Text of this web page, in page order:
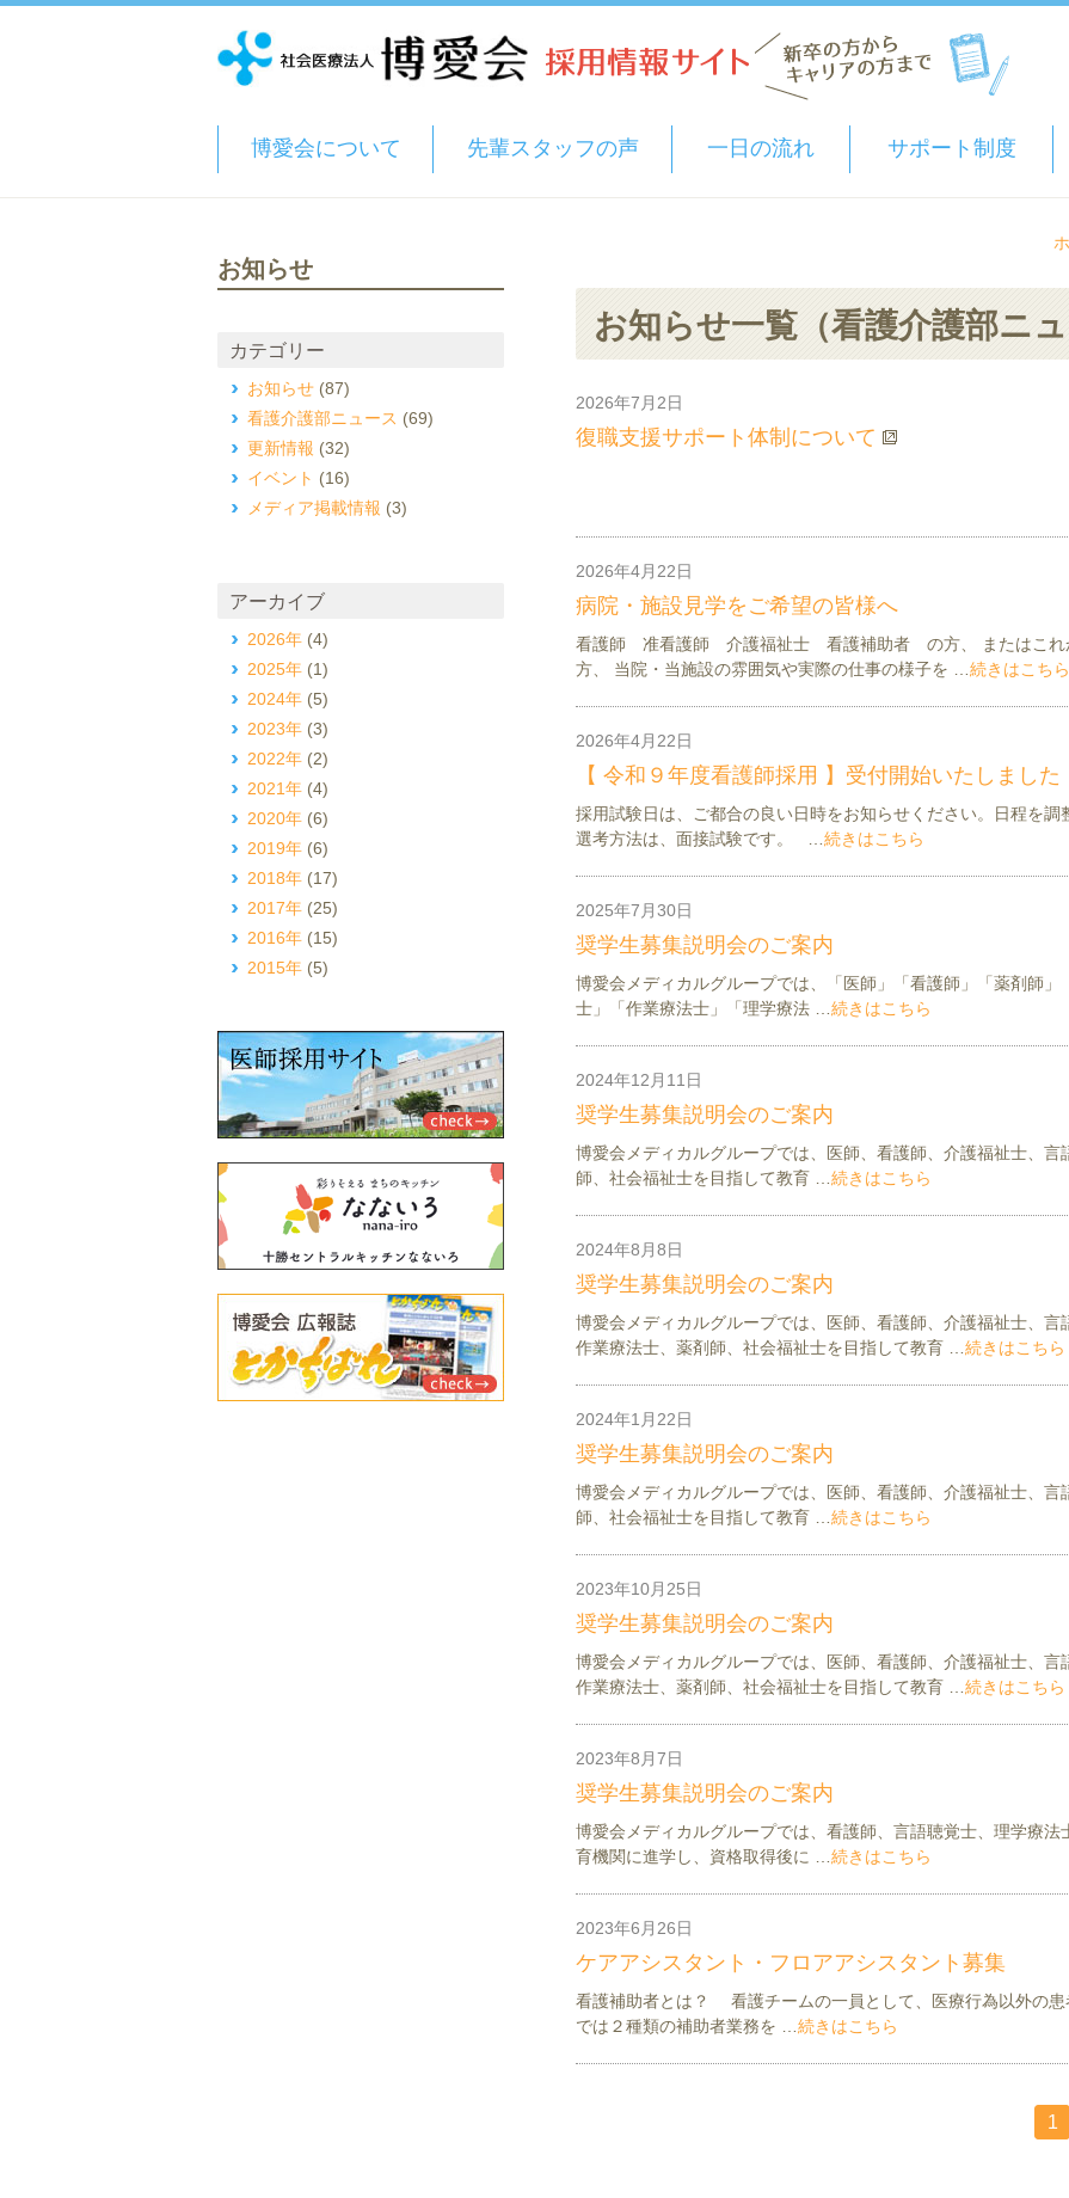
博愛会について 先輩スタッフの声 一日の流れ サポート制度
お知らせ一覧（看護介護部ニュ
2026年7月2日
復職支援サポート体制について
2026年4月22日
病院・施設見学をご希望の皆様へ
看護師 准看護師 介護福祉士 看護補助者 の方、 またはこれ
方、 当院・当施設の雰囲気や実際の仕事の様子を … 続きはこちら
2026年4月22日
【 令和９年度看護師採用 】受付開始いたしました
採用試験日は、ご都合の良い日時をお知らせください。日程を調
選考方法は、面接試験です。 … 続きはこちら
2025年7月30日
奨学生募集説明会のご案内
博愛会メディカルグループでは、「医師」「看護師」「薬剤師
士」「作業療法士」「理学療法 … 続きはこちら
2024年12月11日
奨学生募集説明会のご案内
博愛会メディカルグループでは、医師、看護師、介護福祉士、
師、社会福祉士を目指して教育 … 続きはこちら
2024年8月8日
奨学生募集説明会のご案内
博愛会メディカルグループでは、医師、看護師、介護福祉士、言
作業療法士、薬剤師、社会福祉士を目指して教育 … 続きはこちら
2024年1月22日
奨学生募集説明会のご案内
博愛会メディカルグループでは、医師、看護師、介護福祉士、
師、社会福祉士を目指して教育 … 続きはこちら
2023年10月25日
奨学生募集説明会のご案内
博愛会メディカルグループでは、医師、看護師、介護福祉士、言
作業療法士、薬剤師、社会福祉士を目指して教育 … 続きはこちら
2023年8月7日
奨学生募集説明会のご案内
博愛会メディカルグループでは、看護師、言語聴覚士、理学療
育機関に進学し、資格取得後に … 続きはこちら
2023年6月26日
ケアアシスタント・フロアアシスタント募集
看護補助者とは？ 看護チームの一員として、医療行為以外の患
では２種類の補助者業務を … 続きはこちら
1
お知らせ
カテゴリー
お知らせ (87)
看護介護部ニュース (69)
更新情報 (32)
イベント (16)
メディア掲載情報 (3)
アーカイブ
2026年 (4)
2025年 (1)
2024年 (5)
2023年 (3)
2022年 (2)
2021年 (4)
2020年 (6)
2019年 (6)
2018年 (17)
2017年 (25)
2016年 (15)
2015年 (5)